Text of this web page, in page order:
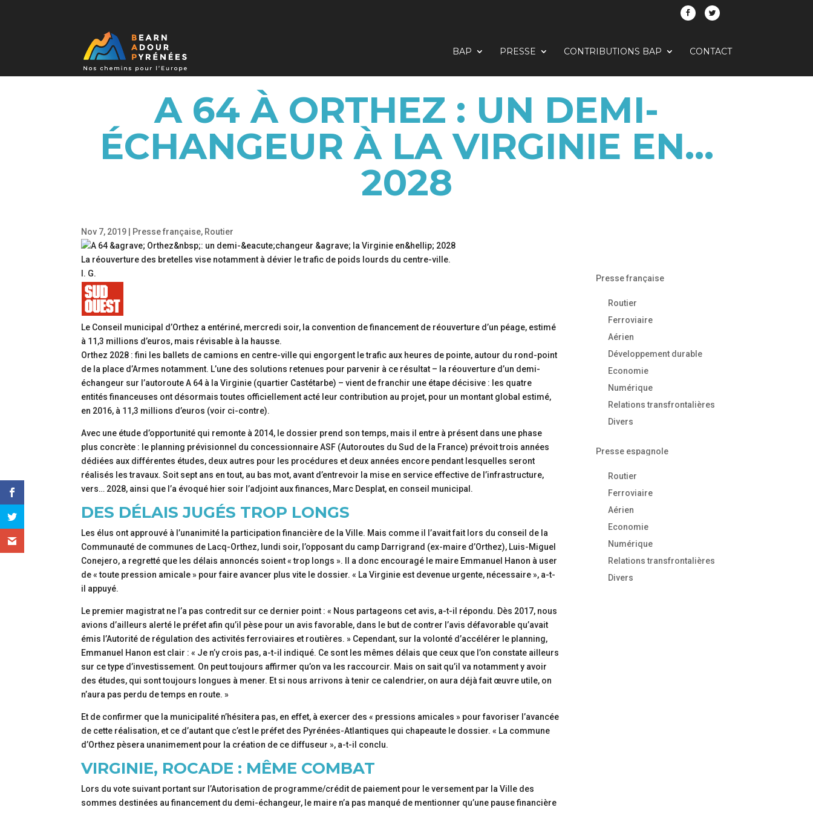
BAP PRESSE CONTRIBUTIONS BAP CONTACT
A 64 À ORTHEZ : UN DEMI-
ÉCHANGEUR À LA VIRGINIE EN…
2028
Nov 7, 2019 Presse française, Routier
La réouverture des bretelles vise notamment à dévier le trafic de poids lourds du centre-ville.
l. G.
Le Conseil municipal d’Orthez a entériné, mercredi soir, la convention de financement de réouverture d’un péage, estimé
à 11,3 millions d’euros, mais révisable à la hausse.
Orthez 2028 : fini les ballets de camions en centre-ville qui engorgent le trafic aux heures de pointe, autour du rond-point
de la place d’Armes notamment. L’une des solutions retenues pour parvenir à ce résultat – la réouverture d’un demi-
échangeur sur l’autoroute A 64 à la Virginie (quartier Castétarbe) – vient de franchir une étape décisive : les quatre
entités financeuses ont désormais toutes officiellement acté leur contribution au projet, pour un montant global estimé,
en 2016, à 11,3 millions d’euros (voir ci-contre).
Avec une étude d’opportunité qui remonte à 2014, le dossier prend son temps, mais il entre à présent dans une phase
plus concrète : le planning prévisionnel du concessionnaire ASF (Autoroutes du Sud de la France) prévoit trois années
dédiées aux différentes études, deux autres pour les procédures et deux années encore pendant lesquelles seront
réalisés les travaux. Soit sept ans en tout, au bas mot, avant d’entrevoir la mise en service effective de l’infrastructure,
vers… 2028, ainsi que l’a évoqué hier soir l’adjoint aux finances, Marc Desplat, en conseil municipal.
DES DÉLAIS JUGÉS TROP LONGS
Les élus ont approuvé à l’unanimité la participation financière de la Ville. Mais comme il l’avait fait lors du conseil de la
Communauté de communes de Lacq-Orthez, lundi soir, l’opposant du camp Darrigrand (ex-maire d’Orthez), Luis-Miguel
Conejero, a regretté que les délais annoncés soient « trop longs ». Il a donc encouragé le maire Emmanuel Hanon à user
de « toute pression amicale » pour faire avancer plus vite le dossier. « La Virginie est devenue urgente, nécessaire », a-t-
il appuyé.
Le premier magistrat ne l’a pas contredit sur ce dernier point : « Nous partageons cet avis, a-t-il répondu. Dès 2017, nous
avions d’ailleurs alerté le préfet afin qu’il pèse pour un avis favorable, dans le but de contrer l’avis défavorable qu’avait
émis l’Autorité de régulation des activités ferroviaires et routières. » Cependant, sur la volonté d’accélérer le planning,
Emmanuel Hanon est clair : « Je n’y crois pas, a-t-il indiqué. Ce sont les mêmes délais que ceux que l’on constate ailleurs
sur ce type d’investissement. On peut toujours affirmer qu’on va les raccourcir. Mais on sait qu’il va notamment y avoir
des études, qui sont toujours longues à mener. Et si nous arrivons à tenir ce calendrier, on aura déjà fait œuvre utile, on
n’aura pas perdu de temps en route. »
Et de confirmer que la municipalité n’hésitera pas, en effet, à exercer des « pressions amicales » pour favoriser l’avancée
de cette réalisation, et ce d’autant que c’est le préfet des Pyrénées-Atlantiques qui chapeaute le dossier. « La commune
d’Orthez pèsera unanimement pour la création de ce diffuseur », a-t-il conclu.
VIRGINIE, ROCADE : MÊME COMBAT
Lors du vote suivant portant sur l’Autorisation de programme/crédit de paiement pour le versement par la Ville des
sommes destinées au financement du demi-échangeur, le maire n’a pas manqué de mentionner qu’une pause financière
Presse française
Routier
Ferroviaire
Aérien
Développement durable
Economie
Numérique
Relations transfrontalières
Divers
Presse espagnole
Routier
Ferroviaire
Aérien
Economie
Numérique
Relations transfrontalières
Divers